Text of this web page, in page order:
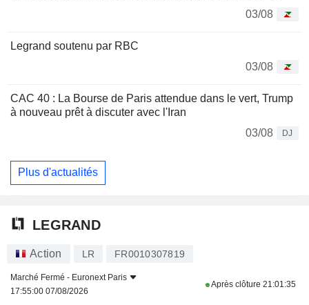
03/08
Legrand soutenu par RBC
03/08
CAC 40 : La Bourse de Paris attendue dans le vert, Trump
à nouveau prêt à discuter avec l'Iran
03/08
DJ
Plus d'actualités
LEGRAND
Action LR FR0010307819
Marché Fermé - Euronext Paris
17:55:00 07/08/2026
Après clôture 21:01:35